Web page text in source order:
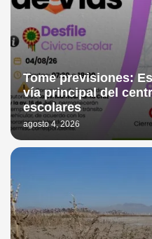
Tome previsiones:
vía principal del
escolares
agosto 4, 2026